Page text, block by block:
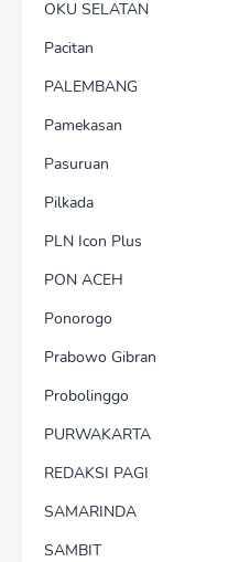
OKU SELATAN
Pacitan
PALEMBANG
Pamekasan
Pasuruan
Pilkada
PLN Icon Plus
PON ACEH
Ponorogo
Prabowo Gibran
Probolinggo
PURWAKARTA
REDAKSI PAGI
SAMARINDA
SAMBIT